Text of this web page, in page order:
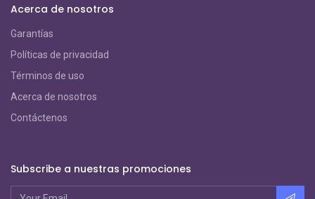
Acerca de nosotros
Garantías
Políticas de privacidad
Términos de uso
Acerca de nosotros
Contáctenos
Subscribe a nuestras promociones